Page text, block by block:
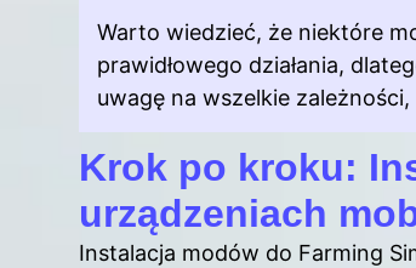
Warto wiedzieć, że niektóre
prawidłowego działania,
uwagę na wszelkie
Krok po kroku:
urządzeniach
Instalacja modów do Farming